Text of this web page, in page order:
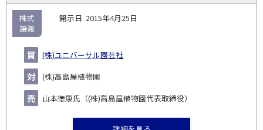
2015年4月25日
(株)ユニバーサル園芸社
(株)高島屋植物園
山本徳康氏（(株)高島屋植物園代表取締役）
株式
譲渡